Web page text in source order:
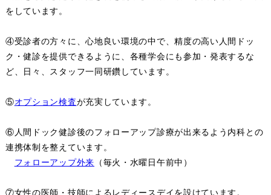
をしています。
④受診者の方々に、心地良い環境の中で、精度の高い人間ドッ
ク・健診を提供できるように、各種学会にも参加・発表するな
ど、日々、スタッフ一同研鑽しています。
⑤オプション検査が充実しています。
⑥人間ドック健診後のフォローアップ診療が出来るよう内科との
連携体制を整えています。
フォローアップ外来 （毎火・水曜日午前中）
⑦女性の医師・技師によるレディースデイを設けています。